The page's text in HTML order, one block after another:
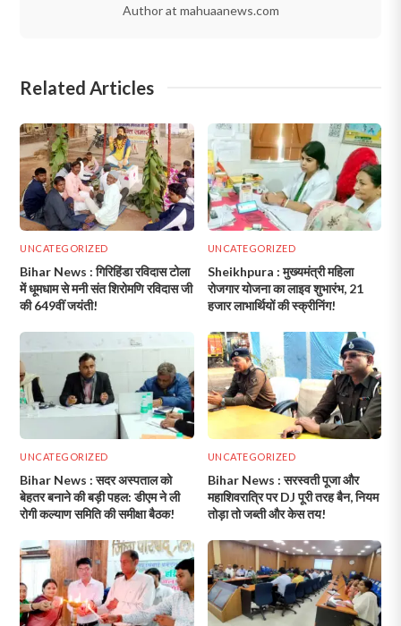
Author at mahuaanews.com
Related Articles
UNCATEGORIZED
Bihar News : गिरिहिंडा रविदास टोला
में धूमधाम से मनी संत शिरोमणि रविदास जी
की 649वीं जयंती!
UNCATEGORIZED
Sheikhpura : मुख्यमंत्री महिला
रोजगार योजना का लाइव शुभारंभ, 21
हजार लाभार्थियों की स्क्रीनिंग!
UNCATEGORIZED
Bihar News : सदर अस्पताल को
बेहतर बनाने की बड़ी पहल: डीएम ने ली
रोगी कल्याण समिति की समीक्षा बैठक!
UNCATEGORIZED
Bihar News : सरस्वती पूजा और
महाशिवरात्रि पर DJ पूरी तरह बैन, नियम
तोड़ा तो जब्ती और केस तय!